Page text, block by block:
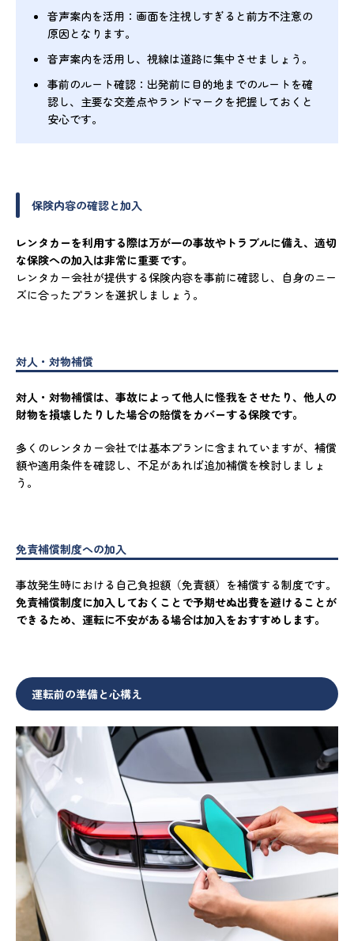
音声案内を活用：画面を注視しすぎると前方不注意の
原因となります。
音声案内を活用し、視線は道路に集中させましょう。
事前のルート確認：出発前に目的地までのルートを確
認し、主要な交差点やランドマークを把握しておくと
安心です。
保険内容の確認と加入
レンタカーを利用する際は万が一の事故やトラブルに備え、適切
な保険への加入は非常に重要です。
レンタカー会社が提供する保険内容を事前に確認し、自身のニー
ズに合ったプランを選択しましょう。
対人・対物補償
対人・対物補償は、事故によって他人に怪我をさせたり、他人の
財物を損壊したりした場合の賠償をカバーする保険です。
多くのレンタカー会社では基本プランに含まれていますが、補償
額や適用条件を確認し、不足があれば追加補償を検討しましょ
う。
免責補償制度への加入
事故発生時における自己負担額（免責額）を補償する制度です。
免責補償制度に加入しておくことで予期せぬ出費を避けることが
できるため、運転に不安がある場合は加入をおすすめします。
運転前の準備と心構え